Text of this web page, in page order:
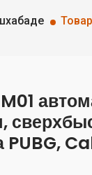
PUBG,